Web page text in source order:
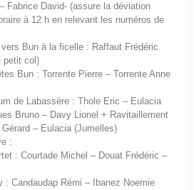
Fabrice David- (assure la déviation
à 12 h en relevant les numéros de
Bun à la ficelle : Raffaut Frédéric
petit col)
Bun : Torrente Pierre – Torrente Anne
de Labassère : Thole Eric – Eulacia
Bruno – Davy Lionel + Ravitaillement
– Eulacia (Jumelles)
:
: Courtade Michel – Douat Frédéric –
: Candaudap Rémi – Ibanez Noemie